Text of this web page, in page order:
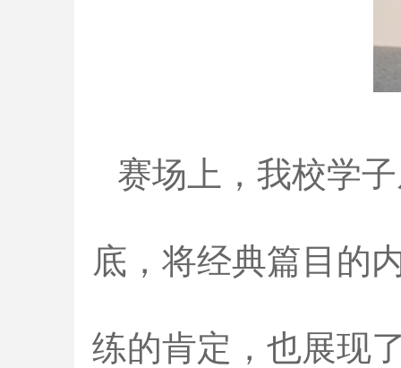
赛场上，我校学
底，将经典篇目的
练的肯定，也展现